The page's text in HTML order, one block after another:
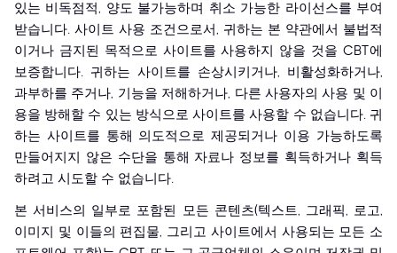
있는 비독점적, 양도 불가능하며 취소 가능한 라이선스를 부여
받습니다. 사이트 사용 조건으로서, 귀하는 본 약관에서 불법적
이거나 금지된 목적으로 사이트를 사용하지 않을 것을 CBT에
보증합니다. 귀하는 사이트를 손상시키거나, 비활성화하거나,
과부하를 주거나, 기능을 저해하거나, 다른 사용자의 사용 및 이
용을 방해할 수 있는 방식으로 사이트를 사용할 수 없습니다. 귀
하는 사이트를 통해 의도적으로 제공되거나 이용 가능하도록
만들어지지 않은 수단을 통해 자료나 정보를 획득하거나 획득
하려고 시도할 수 없습니다.
본 서비스의 일부로 포함된 모든 콘텐츠(텍스트, 그래픽, 로고,
이미지 및 이들의 편집물, 그리고 사이트에서 사용되는 모든 소